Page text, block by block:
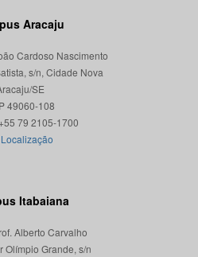
Aracaju
Cardoso Nascimento
s/n, Cidade Nova
SE
49060-108
Localização
Itabaiana
Alberto Carvalho
Olímpio Grande, s/n